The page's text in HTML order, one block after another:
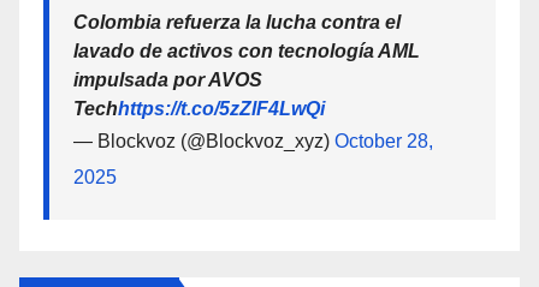
Colombia refuerza la lucha contra el
lavado de activos con tecnología AML
impulsada por AVOS
Techhttps://t.co/5zZlF4LwQi
— Blockvoz (@Blockvoz_xyz) October 28,
2025